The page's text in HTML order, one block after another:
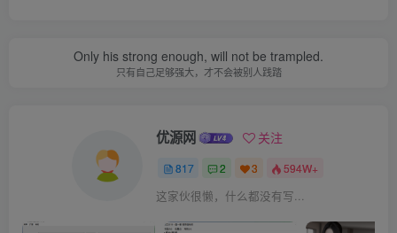
Only his strong enough, will not be trampled.
只有自己足够强大，才不会被别人践踏
优源网 关注
817 2 3 594W+
这家伙很懒，什么都没有写...